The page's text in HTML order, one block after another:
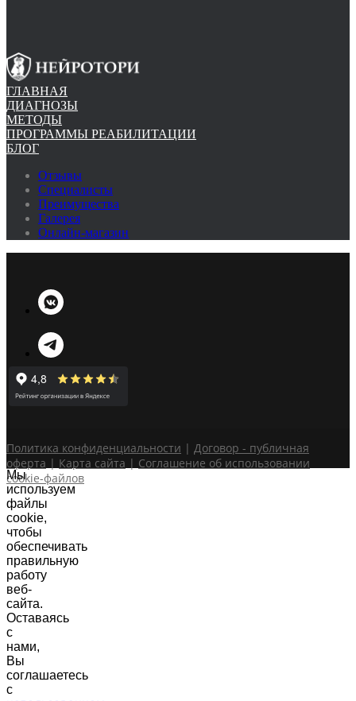
Центральное отделение Нейротори:
Записывайтесь по номеру:
Задайте ваш вопрос в письме:
Посмотреть на карте
8 (3452) 550-548
neyrotori@gmail.com
ГЛАВНАЯ
ДИАГНОЗЫ
МЕТОДЫ
ПРОГРАММЫ РЕАБИЛИТАЦИИ
БЛОГ
Отзывы
Специалисты
Преимущества
Галерея
Онлайн-магазин
Политика конфиденциальности | Договор - публичная
оферта | Карта сайта | Соглашение об использовании
cookie-файлов
Мы
используем
файлы
cookie,
чтобы
обеспечивать
правильную
работу
веб-
сайта.
Оставаясь
с
нами,
Вы
соглашаетесь
с